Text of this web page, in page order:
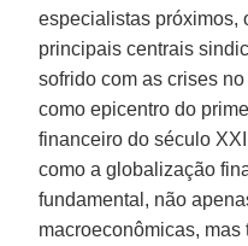
especialistas próximos,
principais centrais
sofrido com as crises
como epicentro do
financeiro do século
como a globalização
fundamental, não
macroeconômicas,